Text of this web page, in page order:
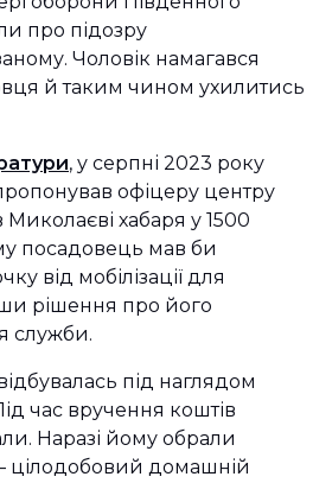
про підозру
Чоловік намагався
й таким чином ухилитись
, у серпні 2023 року
офіцеру центру
хабаря у 1500
посадовець мав би
від мобілізації для
рішення про його
служби.
під наглядом
час вручення коштів
Наразі йому обрали
цілодобовий домашній